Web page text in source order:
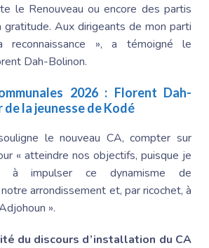
le Renouveau ou encore des partis
Aux dirigeants de mon parti
reconnaissance », a témoigné le
Dah-Bolinon.
2026 : Florent Dah-
de la jeunesse de Kodé
le nouveau CA, compter sur
« atteindre nos objectifs, puisque je
impulser ce dynamisme de
arrondissement et, par ricochet, à
».
du discours d’installation du CA